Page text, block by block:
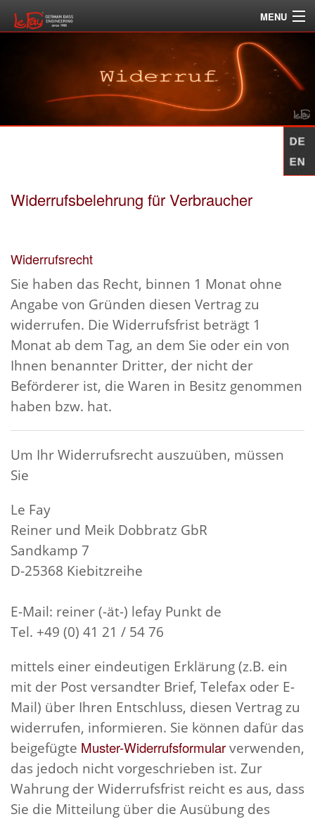
MENU
GANZ AKTUELL
Widerrufsbelehrung für Verbraucher
Widerrufsrecht
Sie haben das Recht, binnen 1 Monat ohne
Angabe von Gründen diesen Vertrag zu
widerrufen. Die Widerrufsfrist beträgt 1
Monat ab dem Tag, an dem Sie oder ein von
Ihnen benannter Dritter, der nicht der
Beförderer ist, die Waren in Besitz genommen
haben bzw. hat.
Um Ihr Widerrufsrecht auszuüben, müssen
Sie
Le Fay
Reiner und Meik Dobbratz GbR
Sandkamp 7
D-25368 Kiebitzreihe
E-Mail: reiner (-ät-) lefay Punkt de
Tel. +49 (0) 41 21 / 54 76
mittels einer eindeutigen Erklärung (z.B. ein
mit der Post versandter Brief, Telefax oder E-
Mail) über Ihren Entschluss, diesen Vertrag zu
widerrufen, informieren. Sie können dafür das
beigefügte Muster-Widerrufsformular verwenden,
das jedoch nicht vorgeschrieben ist. Zur
Wahrung der Widerrufsfrist reicht es aus, dass
Sie die Mitteilung über die Ausübung des